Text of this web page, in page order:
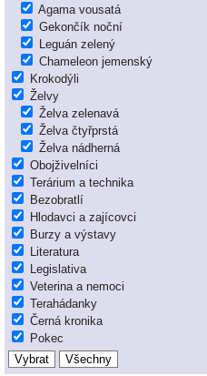
Agama vousatá
Gekončík noční
Leguán zelený
Chameleon jemenský
Krokodýli
Želvy
Želva zelenavá
Želva čtyřprstá
Želva nádherná
Obojživelníci
Terárium a technika
Bezobratlí
Hlodavci a zajícovci
Burzy a výstavy
Literatura
Legislativa
Veterina a nemoci
Terahádanky
Černá kronika
Pokec